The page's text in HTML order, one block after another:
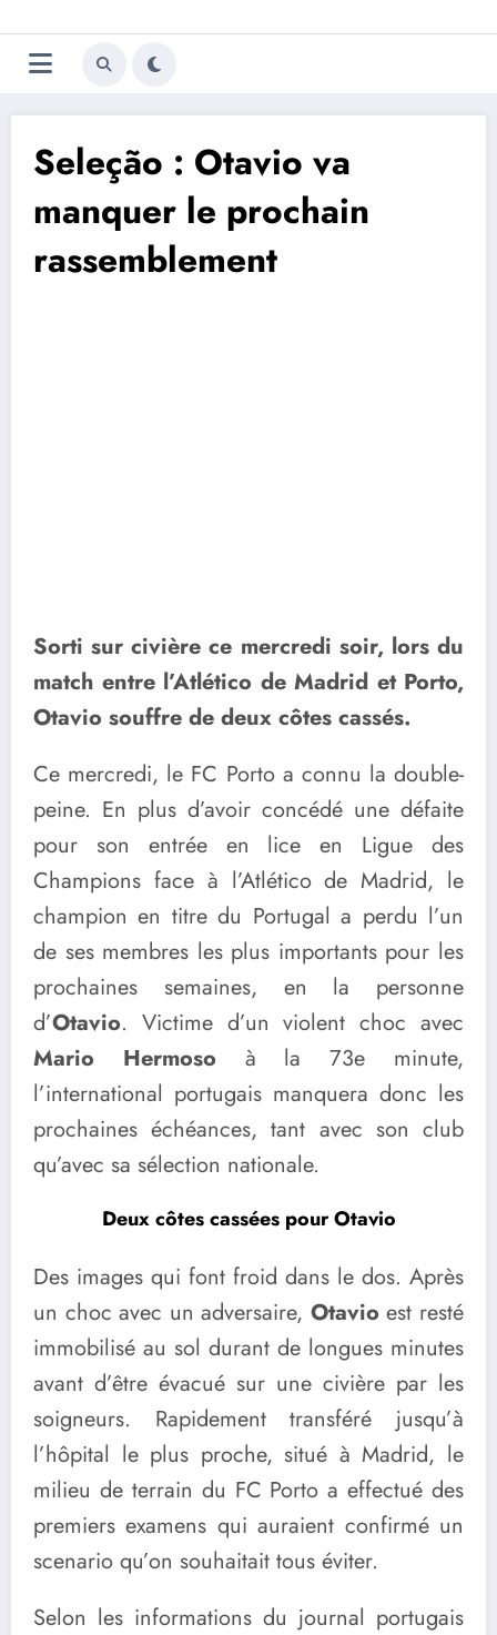
au
contenu
Trivela
L'actualité du football
Seleção : Otavio va
manquer le prochain
rassemblement
Sorti sur civière ce mercredi soir, lors du
match entre l’Atlético de Madrid et Porto,
Otavio souffre de deux côtes cassés.
Ce mercredi, le FC Porto a connu la double-
peine. En plus d’avoir concédé une défaite
pour son entrée en lice en Ligue des
Champions face à l’Atlético de Madrid, le
champion en titre du Portugal a perdu l’un
de ses membres les plus importants pour les
prochaines semaines, en la personne
d’Otavio. Victime d’un violent choc avec
Mario Hermoso à la 73e minute,
l’international portugais manquera donc les
prochaines échéances, tant avec son club
qu’avec sa sélection nationale.
Deux côtes cassées pour Otavio
Des images qui font froid dans le dos. Après
un choc avec un adversaire, Otavio est resté
immobilisé au sol durant de longues minutes
avant d’être évacué sur une civière par les
soigneurs. Rapidement transféré jusqu’à
l’hôpital le plus proche, situé à Madrid, le
milieu de terrain du FC Porto a effectué des
premiers examens qui auraient confirmé un
scenario qu’on souhaitait tous éviter.
Selon les informations du journal portugais